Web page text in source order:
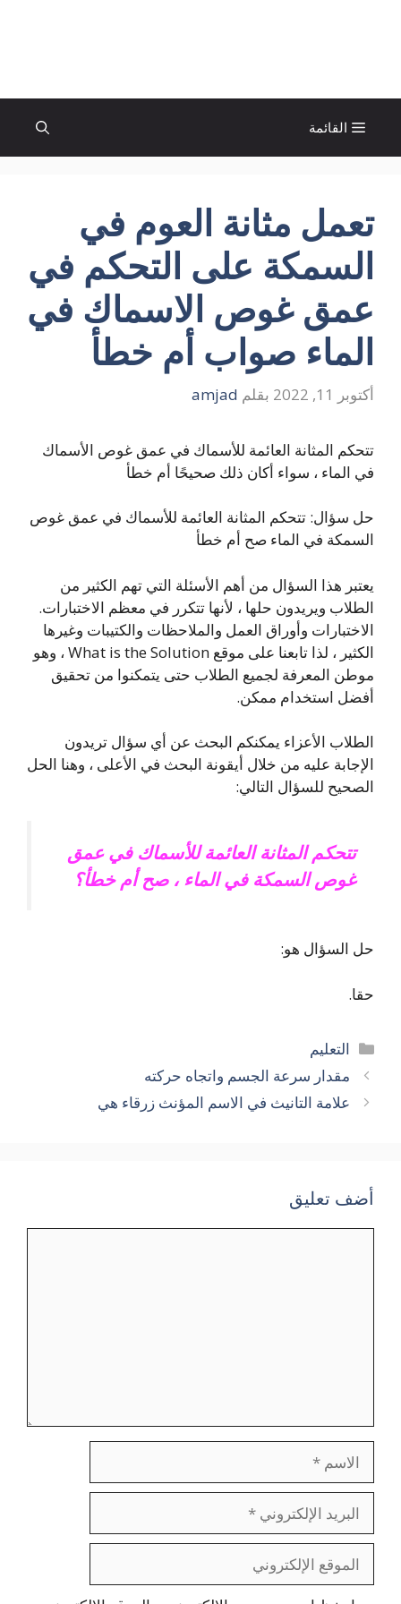
القائمة
تعمل مثانة العوم في
السمكة على التحكم في
عمق غوص الاسماك في
الماء صواب أم خطأ
أكتوبر 11, 2022 بقلم amjad
تتحكم المثانة العائمة للأسماك في عمق غوص الأسماك
في الماء ، سواء أكان ذلك صحيحًا أم خطأ
حل سؤال: تتحكم المثانة العائمة للأسماك في عمق غوص
السمكة في الماء صح أم خطأ
يعتبر هذا السؤال من أهم الأسئلة التي تهم الكثير من
الطلاب ويريدون حلها ، لأنها تتكرر في معظم الاختبارات.
الاختبارات وأوراق العمل والملاحظات والكتيبات وغيرها
الكثير ، لذا تابعنا على موقع What is the Solution ، وهو
موطن المعرفة لجميع الطلاب حتى يتمكنوا من تحقيق
أفضل استخدام ممكن.
الطلاب الأعزاء يمكنكم البحث عن أي سؤال تريدون
الإجابة عليه من خلال أيقونة البحث في الأعلى ، وهنا الحل
الصحيح للسؤال التالي:
تتحكم المثانة العائمة للأسماك في عمق
غوص السمكة في الماء ، صح أم خطأ؟
حل السؤال هو:
حقا.
التصنيفات
التعليم
مقدار سرعة الجسم واتجاه حركته
علامة التانيث في الاسم المؤنث زرقاء هي
أضف تعليق
الإلكتروني
الإلكتروني